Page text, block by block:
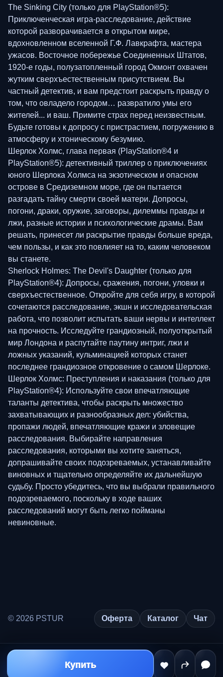
The Sinking City (только для PlayStation®5):
Приключенческая игра-расследование, действие
которой разворачивается в открытом мире,
вдохновленном вселенной Г.Ф. Лавкрафта, мастера
ужасов. Восточное побережье Соединенных Штатов,
1920-е годы, полузатопленный город Окмонт охвачен
жутким сверхъестественным присутствием. Вы
частный детектив, и вам предстоит раскрыть правду о
том, что овладело городом… развратило умы его
жителей... и ваш. Примите страх перед неизвестным.
Будьте готовы к допросу с пристрастием, погружению в
атмосферу и хтоническому безумию.
Шерлок Холмс, глава первая (PlayStation®4 и
PlayStation®5): детективный триллер о приключениях
юного Шерлока Холмса на экзотическом и опасном
острове в Средиземном море, где он пытается
разгадать тайну смерти своей матери. Допросы,
погони, драки, оружие, заговоры, дилеммы правды и
лжи, разные истории и психологические драмы. Вам
решать, принесет ли раскрытие правды больше вреда,
чем пользы, и как это повлияет на то, каким человеком
вы станете.
Sherlock Holmes: The Devil's Daughter (только для
PlayStation®4): Допросы, сражения, погони, уловки и
сверхъестественное. Откройте для себя игру, в которой
сочетаются расследование, экшн и исследовательская
работа, что позволит испытать ваши нервы и интеллект
на прочность. Исследуйте грандиозный, полуоткрытый
мир Лондона и распутайте паутину интриг, лжи и
ложных указаний, кульминацией которых станет
последнее грандиозное откровение о самом Шерлоке.
Шерлок Холмс: Преступления и наказания (только для
PlayStation®4): Используйте свои впечатляющие
таланты детектива, чтобы раскрыть множество
захватывающих и разнообразных дел: убийства,
пропажи людей, впечатляющие кражи и зловещие
расследования. Выбирайте направления
расследования, которыми вы хотите заняться,
допрашивайте своих подозреваемых, устанавливайте
виновных и тщательно определяйте их дальнейшую
судьбу. Просто убедитесь, что вы выбрали правильного
подозреваемого, поскольку в ходе ваших
расследований могут быть легко пойманы
невиновные.
Купить
© 2026 PSTUR Оферта Каталог Чат